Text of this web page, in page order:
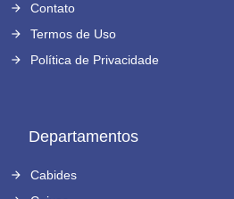
Contato
Termos de Uso
Política de Privacidade
Departamentos
Cabides